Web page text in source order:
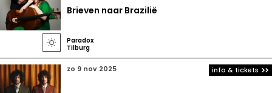

Brieven naar Brazilië
Paradox
Tilburg
zo 9 nov 2025 info & tickets